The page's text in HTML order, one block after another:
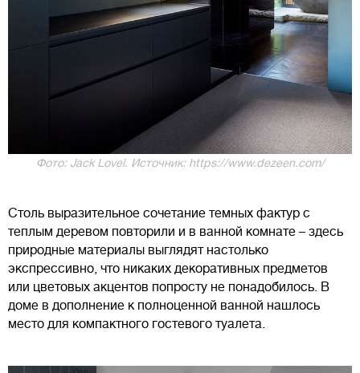
Фото: Jack Lovel. Источник: https://www.dezeen.com/
Столь выразительное сочетание темных фактур с
теплым деревом повторили и в ванной комнате – здесь
природные материалы выглядят настолько
экспрессивно, что никаких декоративных предметов
или цветовых акцентов попросту не понадобилось. В
доме в дополнение к полноценной ванной нашлось
место для компактного гостевого туалета.